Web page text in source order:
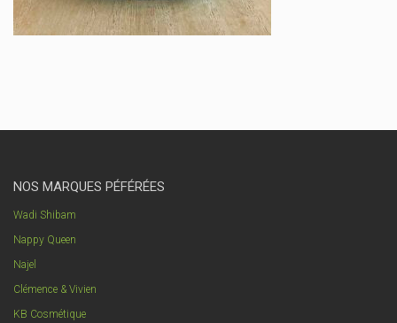
NOS MARQUES PÉFÉRÉES
Wadi Shibam
Nappy Queen
Najel
Clémence & Vivien
KB Cosmétique